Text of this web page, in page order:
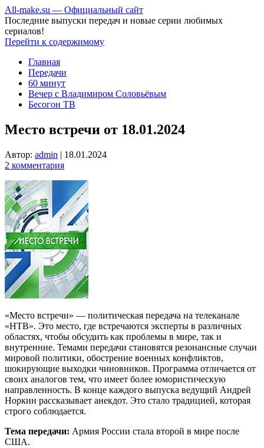
All-make.su — Официальный сайт
Последние выпуски передач и новые серии любимых
сериалов!
Перейти к содержимому
Главная
Передачи
60 минут
Вечер с Владимиром Соловьёвым
Бесогон ТВ
Место встречи от 18.01.2024
Автор: admin | 18.01.2024
2 комментария
«Место встречи» — политическая передача на телеканале
«НТВ». Это место, где встречаются эксперты в различных
областях, чтобы обсудить как проблемы в мире, так и
внутренние. Темами передачи становятся резонансные случаи
мировой политики, обострение военных конфликтов,
шокирующие выходки чиновников. Программа отличается от
своих аналогов тем, что имеет более юмористическую
направленность. В конце каждого выпуска ведущий Андрей
Норкин рассказывает анекдот. Это стало традицией, которая
строго соблюдается.
Тема передачи: Армия России стала второй в мире после
США.